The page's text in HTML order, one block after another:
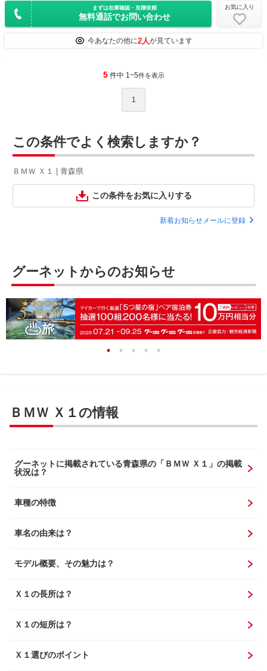
まずは在庫確認・見積依頼
無料通話でお問い合わせ
お気に入り
今あなたの他に2人が見ています
5 件中 1~5件を表示
1
この条件でよく検索しますか？
ＢＭＷ Ｘ１ | 青森県
この条件をお気に入りする
新着お知らせメールに登録
グーネットからのお知らせ
ＢＭＷ Ｘ１の情報
グーネットに掲載されている青森県の「ＢＭＷ Ｘ１」の掲載
状況は？
車種の特徴
車名の由来は？
モデル概要、その魅力は？
Ｘ１の長所は？
Ｘ１の短所は？
Ｘ１選びのポイント